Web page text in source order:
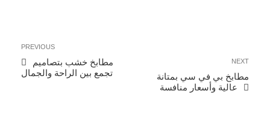
المقالات
Previous
Post
PREVIOUS
مطابخ خشب بتصاميم
تجمع بين الراحة والجمال
Next
NEXT
مطابخ بي في سي بمتانة
عالية وأسعار منافسة